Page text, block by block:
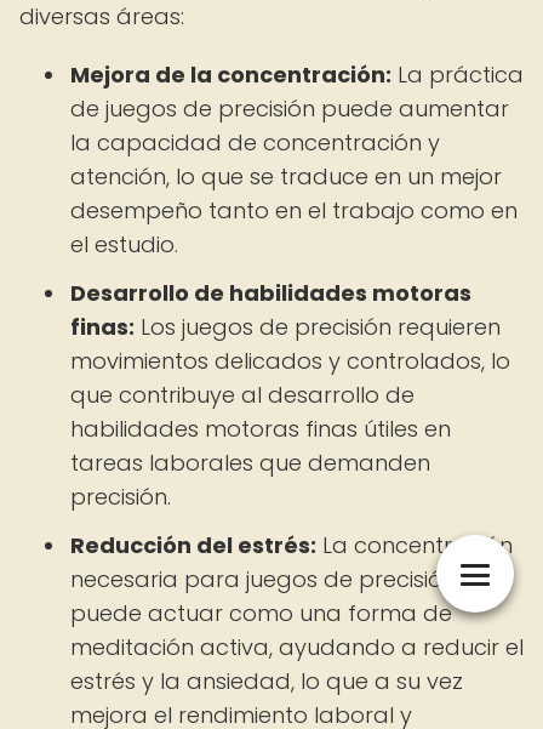
diversas áreas:
Mejora de la concentración: La práctica
de juegos de precisión puede aumentar
la capacidad de concentración y
atención, lo que se traduce en un mejor
desempeño tanto en el trabajo como en
el estudio.
Desarrollo de habilidades motoras
finas: Los juegos de precisión requieren
movimientos delicados y controlados, lo
que contribuye al desarrollo de
habilidades motoras finas útiles en
tareas laborales que demanden
precisión.
Reducción del estrés: La concentración
necesaria para juegos de precisión
puede actuar como una forma de
meditación activa, ayudando a reducir el
estrés y la ansiedad, lo que a su vez
mejora el rendimiento laboral y